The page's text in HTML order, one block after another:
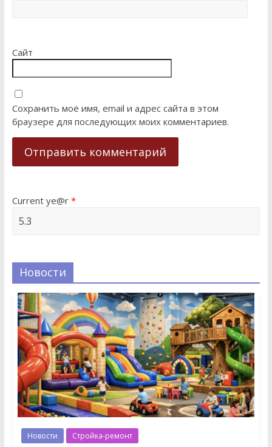
Сайт
Сохранить моё имя, email и адрес сайта в этом
браузере для последующих моих комментариев.
Current ye@r *
Новости
Новости Стройка-ремонт